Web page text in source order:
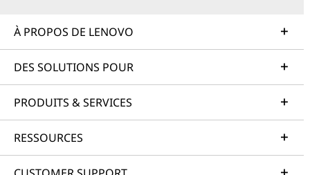
À PROPOS DE LENOVO
DES SOLUTIONS POUR
PRODUITS & SERVICES
RESSOURCES